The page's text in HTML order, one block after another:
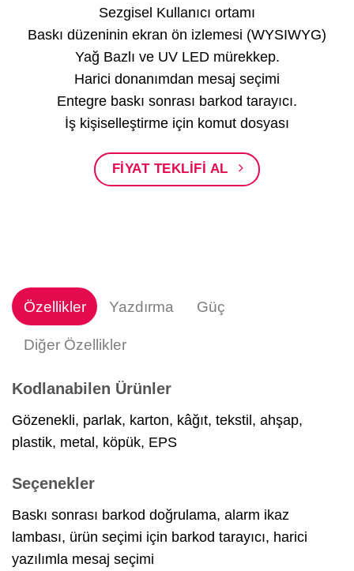
Sezgisel Kullanıcı ortamı
Baskı düzeninin ekran ön izlemesi (WYSIWYG)
Yağ Bazlı ve UV LED mürekkep.
Harici donanımdan mesaj seçimi
Entegre baskı sonrası barkod tarayıcı.
İş kişiselleştirme için komut dosyası
FIYAT TEKLIFI AL
Özellikler Yazdırma Güç
Diğer Özellikler
Kodlanabilen Ürünler
Gözenekli, parlak, karton, kâğıt, tekstil, ahşap,
plastik, metal, köpük, EPS
Seçenekler
Baskı sonrası barkod doğrulama, alarm ikaz
lambası, ürün seçimi için barkod tarayıcı, harici
yazılımla mesaj seçimi